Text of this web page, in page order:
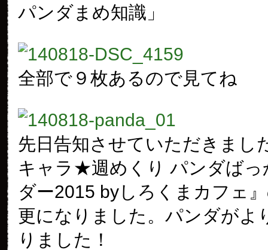
パンダまめ知識」
全部で９枚あるので見てね
先日告知させていただきまし
キャラ★週めくり パンダばっ
ダー2015 byしろくまカフェ
更になりました。パンダがよ
りました！